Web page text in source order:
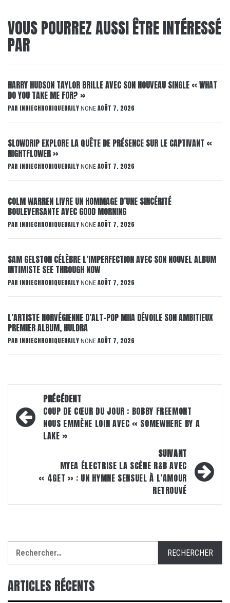
VOUS POURREZ AUSSI ÊTRE INTÉRESSÉ
PAR
HARRY HUDSON TAYLOR BRILLE AVEC SON NOUVEAU SINGLE « WHAT
DO YOU TAKE ME FOR? »
PAR INDIECHRONIQUEDAILY NONE AOÛT 7, 2026
SLOWDRIP EXPLORE LA QUÊTE DE PRÉSENCE SUR LE CAPTIVANT «
NIGHTFLOWER »
PAR INDIECHRONIQUEDAILY NONE AOÛT 7, 2026
COLM WARREN LIVRE UN HOMMAGE D’UNE SINCÉRITÉ
BOULEVERSANTE AVEC GOOD MORNING
PAR INDIECHRONIQUEDAILY NONE AOÛT 7, 2026
SAM GELSTON CÉLÈBRE L’IMPERFECTION AVEC SON NOUVEL ALBUM
INTIMISTE SEE THROUGH NOW
PAR INDIECHRONIQUEDAILY NONE AOÛT 7, 2026
L’ARTISTE NORVÉGIENNE D’ALT-POP MIIA DÉVOILE SON AMBITIEUX
PREMIER ALBUM, HULDRA
PAR INDIECHRONIQUEDAILY NONE AOÛT 7, 2026
Navigation
d’article
PRÉCÉDENT
COUP DE CŒUR DU JOUR : BOBBY FREEMONT
NOUS EMMÈNE LOIN AVEC « SOMEWHERE BY A
LAKE »
SUIVANT
MYEA ÉLECTRISE LA SCÈNE R&B AVEC
« 4GET » : UN HYMNE SENSUEL À L’AMOUR
RETROUVÉ
ARTICLES RÉCENTS